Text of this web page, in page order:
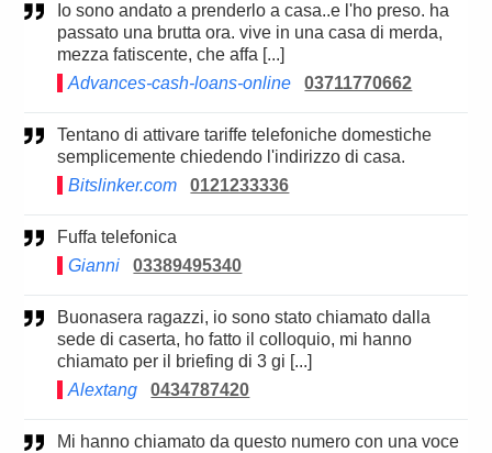
Io sono andato a prenderlo a casa..e l'ho preso. ha
passato una brutta ora. vive in una casa di merda,
mezza fatiscente, che affa [...]
Advances-cash-loans-online
03711770662
Tentano di attivare tariffe telefoniche domestiche
semplicemente chiedendo l'indirizzo di casa.
Bitslinker.com
0121233336
Fuffa telefonica
Gianni
03389495340
Buonasera ragazzi, io sono stato chiamato dalla
sede di caserta, ho fatto il colloquio, mi hanno
chiamato per il briefing di 3 gi [...]
Alextang
0434787420
Mi hanno chiamato da questo numero con una voce